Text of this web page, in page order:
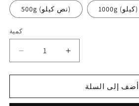
500g (نص كيلو) 1000g (كيلو)
كمية
كمية
لـ
Quinoa
زيادة
لـ
Black
Quinoa
أضف إلى السلة